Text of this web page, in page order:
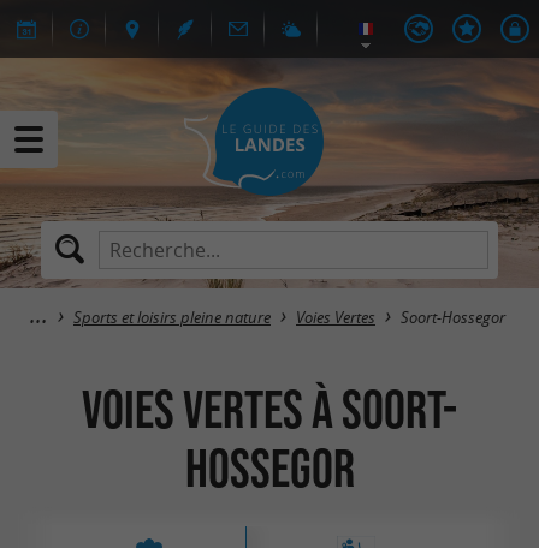
Sports et loisirs pleine nature Voies Vertes Soort-Hossegor
Voies Vertes à Soort-
Hossegor